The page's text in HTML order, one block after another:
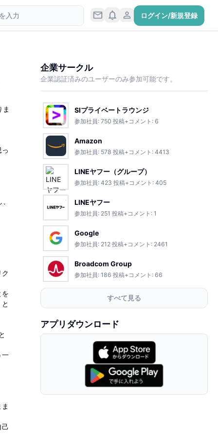
ログイン/新規登録
ま
を
一
己
企業サークル
企業認証済みのユーザーのみ参加可能です。
SIプライベートラウンジ
参加社員: 750 投稿+コメント: 6
Amazon
参加社員: 578 投稿+コメント: 4413
LINEヤフー（グループ）
参加社員: 423 投稿+コメント: 405
LINEヤフー
参加社員: 251 投稿+コメント: 1
Google
参加社員: 212 投稿+コメント: 2461
Broadcom Group
参加社員: 186 投稿+コメント: 66
すべて見る
アプリダウンロード